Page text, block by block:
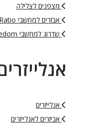
מצפנים לצלילה
אבזרים למחשבי Ratio
שדרוג למחשבי Freedom
אנלייזרים
אביזרים לאנלייזרים